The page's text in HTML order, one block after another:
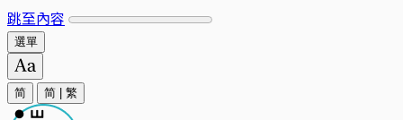
跳至內容
選單
简 简 繁